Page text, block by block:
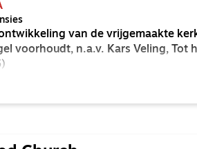
van de vrijgemaakte
voorhoudt, n.a.v. Kars Veling, Tot